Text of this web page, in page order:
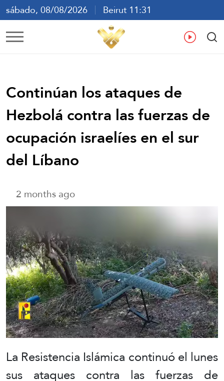
sábado, 08/08/2026
Beirut 11:31
ع En
Continúan los ataques de
Hezbolá contra las fuerzas de
ocupación israelíes en el sur
del Líbano
2 months ago
La Resistencia Islámica continuó el lunes
sus ataques contra las fuerzas de